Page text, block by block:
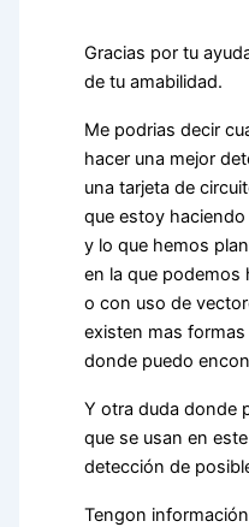
Gracias por tu
de tu amabilidad.
Me podrias decir
hacer una mejor
una tarjeta de
que estoy
y lo que hemos
en la que podemos
o con uso de
existen mas
donde puedo
Y otra duda donde
que se usan en
detección de
Tengon